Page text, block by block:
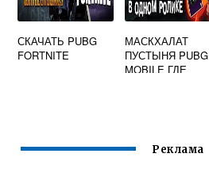
СКАЧАТЬ PUBG
FORTNITE
МАСКХАЛАТ
ПУСТЫНЯ PUBG
MOBILE ГДЕ
Реклама